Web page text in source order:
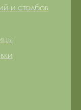
и столбов